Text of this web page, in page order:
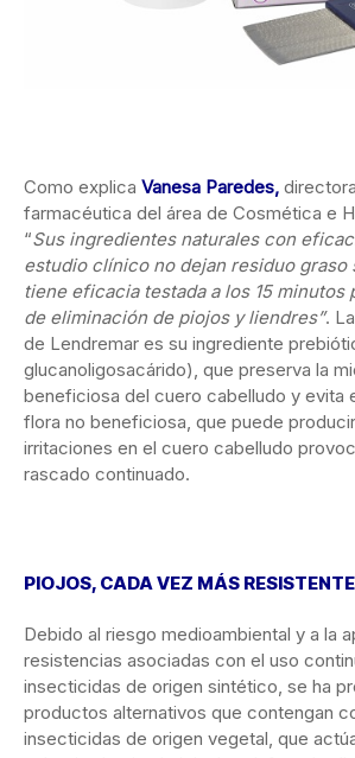
Como explica Vanesa Paredes,
farmacéutica del área de Cosmética e
“Sus ingredientes naturales con
estudio clínico no dejan residuo graso
tiene eficacia testada a los 15 minutos
de eliminación de piojos y liendres”.
de Lendremar es su ingrediente
glucanoligosacárido), que preserva la
beneficiosa del cuero cabelludo y evita
flora no beneficiosa, que puede
irritaciones en el cuero cabelludo
rascado continuado.
PIOJOS, CADA VEZ MÁS
Debido al riesgo medioambiental y a la
resistencias asociadas con el uso
insecticidas de origen sintético, se ha
productos alternativos que contengan
insecticidas de origen vegetal, que